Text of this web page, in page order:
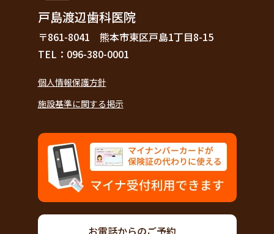
戸島渡辺歯科医院
〒861-8041 熊本市東区戸島1丁目8-15
TEL：096-380-0001
個人情報保護方針
施設基準に関する掲示
お電話からのご予約